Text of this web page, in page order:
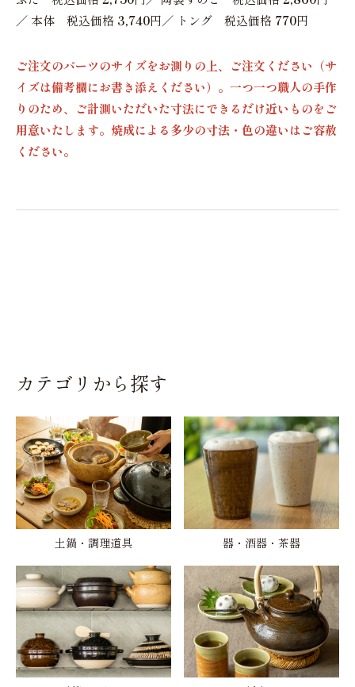
／ 本体 税込価格 3,740円／ トング 税込価格 770円
ご注文のパーツのサイズをお測りの上、ご注文ください（サ
イズは備考欄にお書き添えください）。一つ一つ職人の手作
りのため、ご計測いただいた寸法にできるだけ近いものをご
用意いたします。焼成による多少の寸法・色の違いはご容赦
ください。
カテゴリから探す
土鍋・調理道具 器・酒器・茶器